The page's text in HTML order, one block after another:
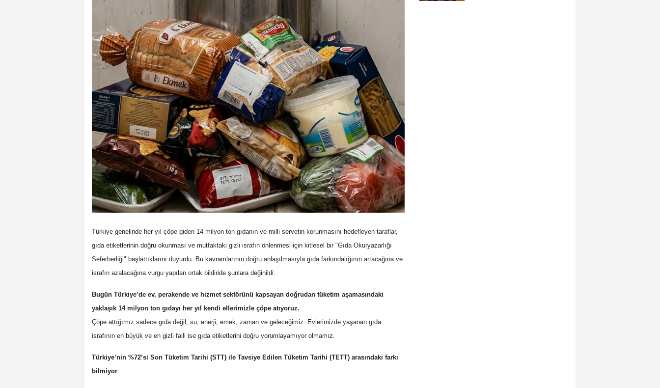
Türkiye genelinde her yıl çöpe giden 14 milyon ton gıdanın ve milli servetin korunmasını hedefleyen taraflar,
gıda etiketlerinin doğru okunması ve mutfaktaki gizli israfın önlenmesi için kitlesel bir "Gıda Okuryazarlığı
Seferberliği" başlattıklarını duyurdu. Bu kavramlarının doğru anlaşılmasıyla gıda farkındalığının artacağına ve
israfın azalacağına vurgu yapılan ortak bildiride şunlara değinildi:
Bugün Türkiye’de ev, perakende ve hizmet sektörünü kapsayan doğrudan tüketim aşamasındaki
yaklaşık 14 milyon ton gıdayı her yıl kendi ellerimizle çöpe atıyoruz.
Çöpe attığımız sadece gıda değil; su, enerji, emek, zaman ve geleceğimiz. Evlerimizde yaşanan gıda
israfının en büyük ve en gizli faili ise gıda etiketlerini doğru yorumlayamıyor olmamız.
Türkiye’nin %72’si Son Tüketim Tarihi (STT) ile Tavsiye Edilen Tüketim Tarihi (TETT) arasındaki farkı
bilmiyor